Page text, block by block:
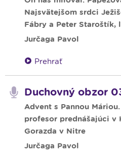
Najsvätejšom srdci
Fábry a Peter Staroštík,
Jurčaga Pavol
Prehrať
Duchovný obzor
Advent s Pannou
profesor prednášajúci v
Gorazda v Nitre
Jurčaga Pavol